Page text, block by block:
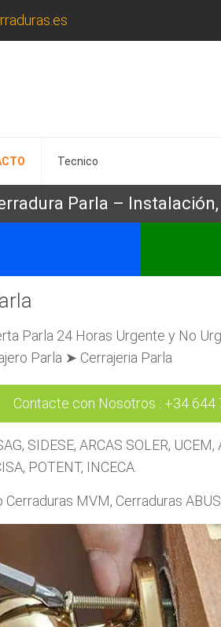
Tecnico
Parla –
Parla 24 Horas Urgente y No
Parla ➤ Cerrajeria Parla
Contacte con Nosotros : +34 644
SIDESE, ARCAS SOLER,
POTENT, INCECA.
MVM, Cerraduras